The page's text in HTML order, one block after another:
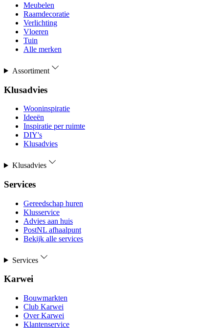
Meubelen
Raamdecoratie
Verlichting
Vloeren
Tuin
Alle merken
Assortiment
Klusadvies
Wooninspiratie
Ideeën
Inspiratie per ruimte
DIY's
Klusadvies
Klusadvies
Services
Gereedschap huren
Klusservice
Advies aan huis
PostNL afhaalpunt
Bekijk alle services
Services
Karwei
Bouwmarkten
Club Karwei
Over Karwei
Klantenservice